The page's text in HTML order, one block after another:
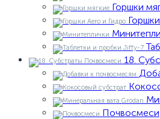
Горшки
18.
Почвосмеси